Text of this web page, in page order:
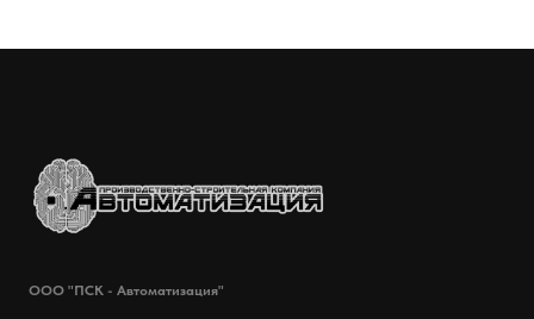
ООО "ПСК - Автоматизация"